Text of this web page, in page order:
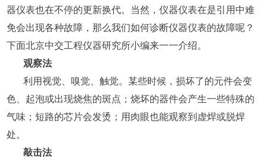
器仪表也在不停的更新换代。当然，仪器仪表在是引用中难
免会出现各种故障，那么我们如何诊断仪器仪表的故障呢？
下面北京中交工程仪器研究所小编来一一介绍。
观察法
利用视觉、嗅觉、触觉。某些时候，损坏了的元件会变
色、起泡或出现烧焦的斑点；烧坏的器件会产生一些特殊的
气味；短路的芯片会发烫；用肉眼也能观察到虚焊或脱焊
处。
敲击法